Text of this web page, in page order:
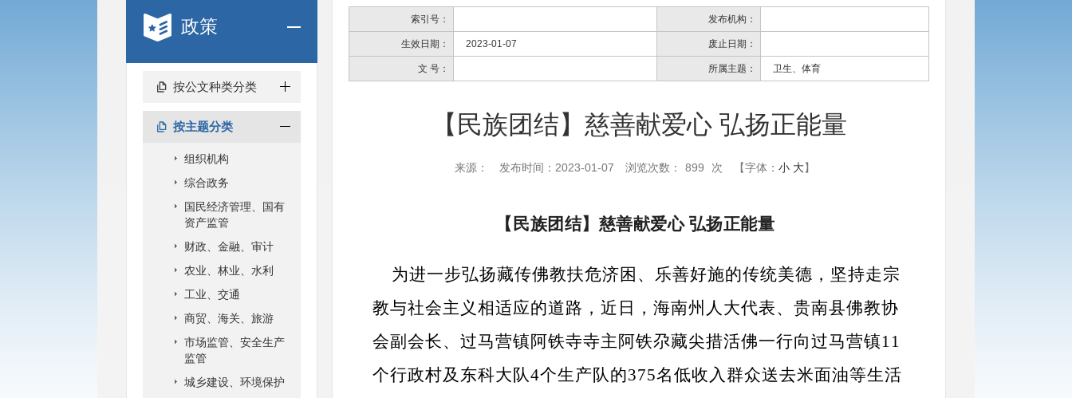
政策
按公文种类分类
按主题分类
组织机构
综合政务
国民经济管理、国有
资产监管
财政、金融、审计
农业、林业、水利
工业、交通
商贸、海关、旅游
市场监管、安全生产
监管
城乡建设、环境保护
索引号： 发布机构：
生效日期： 2023-01-07 废止日期：
文 号： 所属主题： 卫生、体育
【民族团结】慈善献爱心 弘扬正能量
来源： 发布时间：2023-01-07 浏览次数： 899 次 【字体： 小 大】
【民族团结】慈善献爱心弘扬正能量
为进一步弘扬藏传佛教扶危济困、乐善好施的传统美德，坚持走宗
教与社会主义相适应的道路，近日，海南州人大代表、贵南县佛教协
会副会长、过马营镇阿铁寺寺主阿铁尕藏尖措活佛一行向过马营镇11
个行政村及东科大队4个生产队的375名低收入群众送去米面油等生活